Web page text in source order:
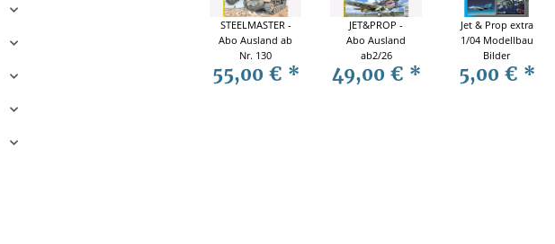
STEELMASTER -
Abo Ausland ab
Nr. 130
55,00 € *
JET&PROP -
Abo Ausland
ab2/26
49,00 € *
Jet & Prop extra
1/04 Modellbau
Bilder
Richthofen
5,00 € *